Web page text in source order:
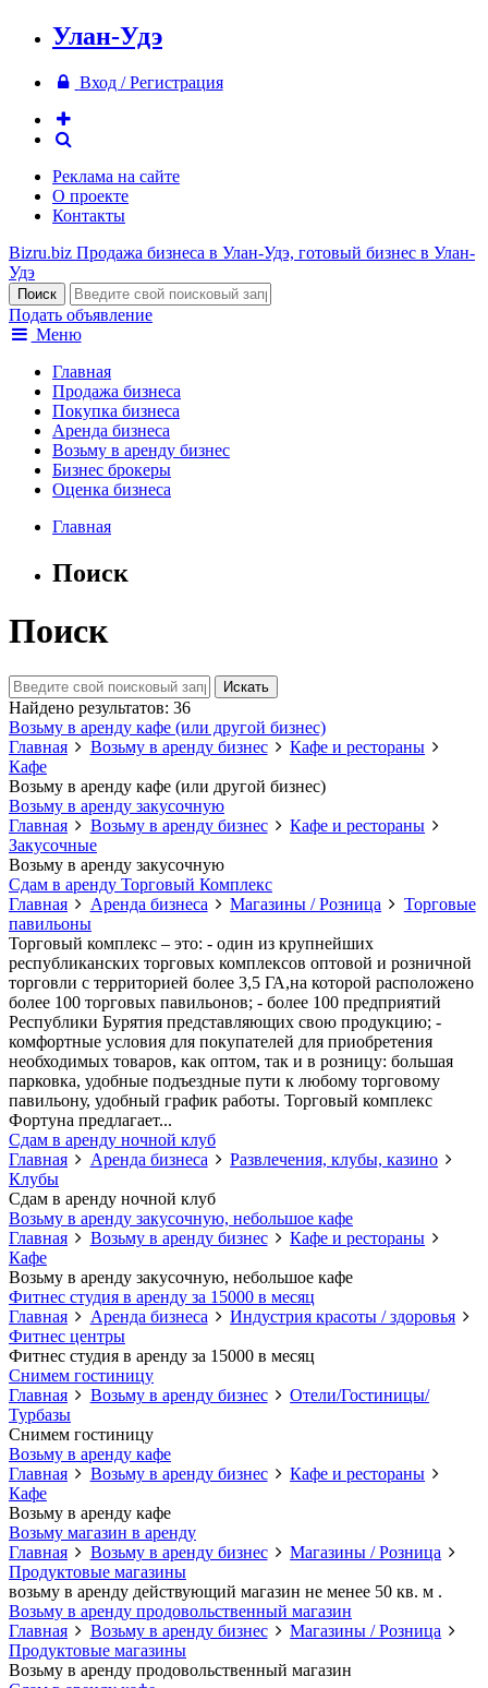
Улан-Удэ
Вход / Регистрация
Реклама на сайте
О проекте
Контакты
Bizru.biz Продажа бизнеса в Улан-Удэ, готовый бизнес в Улан-
Удэ
Подать объявление
Меню
Главная
Продажа бизнеса
Покупка бизнеса
Аренда бизнеса
Возьму в аренду бизнес
Бизнес брокеры
Оценка бизнеса
Главная
Поиск
Поиск
Найдено результатов: 36
Возьму в аренду кафе (или другой бизнес)
Главная
Возьму в аренду бизнес
Кафе и рестораны
Кафе
Возьму в аренду кафе (или другой бизнес)
Возьму в аренду закусочную
Главная
Возьму в аренду бизнес
Кафе и рестораны
Закусочные
Возьму в аренду закусочную
Сдам в аренду Торговый Комплекс
Главная
Аренда бизнеса Магазины / Розница
Торговые
павильоны
Торговый комплекс – это: - один из крупнейших
республиканских торговых комплексов оптовой и розничной
торговли с территорией более 3,5 ГА,на которой расположено
более 100 торговых павильонов; - более 100 предприятий
Республики Бурятия представляющих свою продукцию; -
комфортные условия для покупателей для приобретения
необходимых товаров, как оптом, так и в розницу: большая
парковка, удобные подъездные пути к любому торговому
павильону, удобный график работы. Торговый комплекс
Фортуна предлагает...
Сдам в аренду ночной клуб
Главная
Аренда бизнеса
Развлечения, клубы, казино
Клубы
Сдам в аренду ночной клуб
Возьму в аренду закусочную, небольшое кафе
Главная
Возьму в аренду бизнес
Кафе и рестораны
Кафе
Возьму в аренду закусочную, небольшое кафе
Фитнес студия в аренду за 15000 в месяц
Главная
Аренда бизнеса
Индустрия красоты / здоровья
Фитнес центры
Фитнес студия в аренду за 15000 в месяц
Снимем гостиницу
Главная
Возьму в аренду бизнес
Отели/Гостиницы/
Турбазы
Снимем гостиницу
Возьму в аренду кафе
Главная
Возьму в аренду бизнес
Кафе и рестораны
Кафе
Возьму в аренду кафе
Возьму магазин в аренду
Главная
Возьму в аренду бизнес
Магазины / Розница
Продуктовые магазины
возьму в аренду действующий магазин не менее 50 кв. м .
Возьму в аренду продовольственный магазин
Главная
Возьму в аренду бизнес
Магазины / Розница
Продуктовые магазины
Возьму в аренду продовольственный магазин